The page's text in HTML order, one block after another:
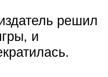
решил
и